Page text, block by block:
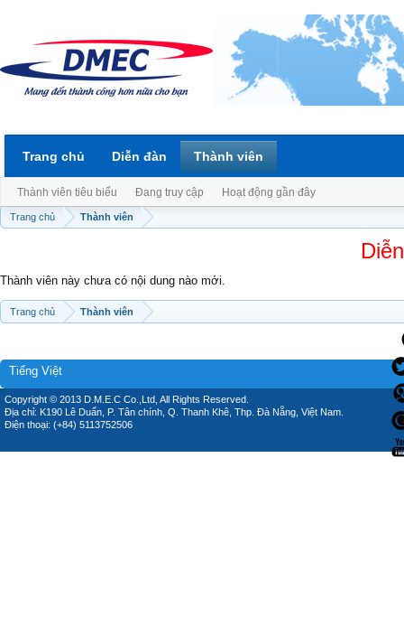
Trang chủ Thành viên
Thành viên này chưa có nội dung nào mới.
Trang chủ Thành viên
Trang chủ Diễn đàn Thành viên
Thành viên tiêu biểu Đang truy cập Hoạt động gần đây
Tiếng Việt
Copyright © 2013 D.M.E.C Co.,Ltd, All Rights Reserved.
Địa chỉ: K190 Lê Duẩn, P. Tân chính, Q. Thanh Khê, Thp. Đà Nẵng, Việt Nam.
Điện thoại: (+84) 5113752506